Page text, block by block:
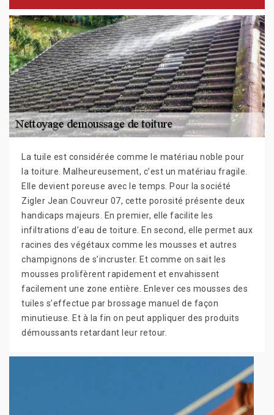
La tuile est considérée comme le matériau noble pour
la toiture. Malheureusement, c’est un matériau fragile.
Elle devient poreuse avec le temps. Pour la société
Zigler Jean Couvreur 07, cette porosité présente deux
handicaps majeurs. En premier, elle facilite les
infiltrations d’eau de toiture. En second, elle permet aux
racines des végétaux comme les mousses et autres
champignons de s’incruster. Et comme on sait les
mousses prolifèrent rapidement et envahissent
facilement une zone entière. Enlever ces mousses des
tuiles s’effectue par brossage manuel de façon
minutieuse. Et à la fin on peut appliquer des produits
démoussants retardant leur retour.